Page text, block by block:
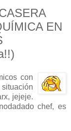
EN
con
jejeje.
chef, es